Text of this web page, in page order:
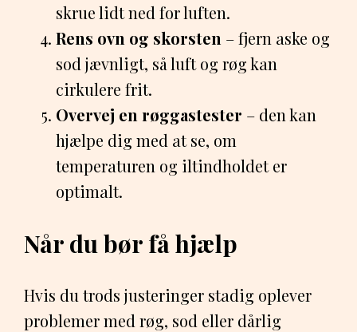
skrue lidt ned for luften.
Rens ovn og skorsten – fjern aske og
sod jævnligt, så luft og røg kan
cirkulere frit.
Overvej en røggastester – den kan
hjælpe dig med at se, om
temperaturen og iltindholdet er
optimalt.
Når du bør få hjælp
Hvis du trods justeringer stadig oplever
problemer med røg, sod eller dårlig